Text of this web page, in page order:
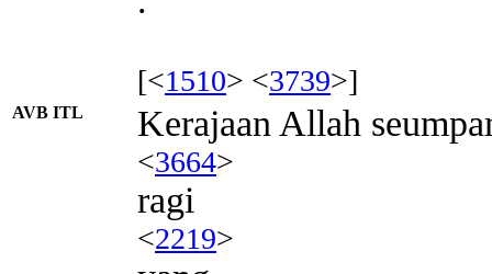
[<1510> <3739>]
AVB ITL Kerajaan Allah
<3664>
ragi
<2219>